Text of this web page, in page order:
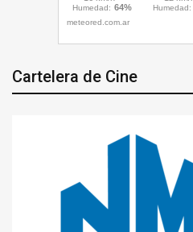
Cartelera de Cine